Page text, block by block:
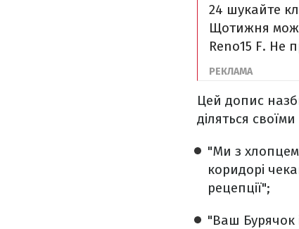
24 шукайте
Щотижня
Reno15 F. Не
Цей допис
діляться
"Ми з
коридорі
рецепції";
"Ваш Бурячок